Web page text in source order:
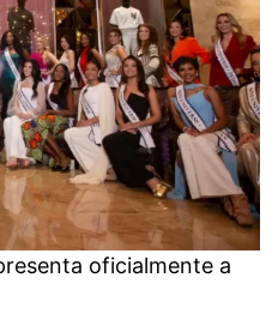
oficialmente a